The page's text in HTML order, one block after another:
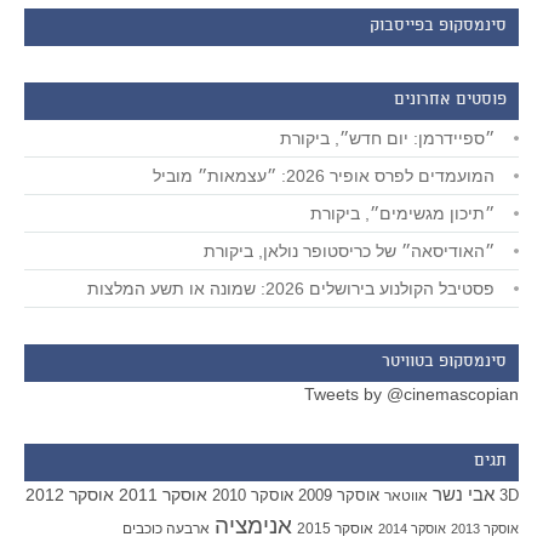
סינמסקופ בפייסבוק
פוסטים אחרונים
״ספיידרמן: יום חדש״, ביקורת
המועמדים לפרס אופיר 2026: ״עצמאות״ מוביל
״תיכון מגשימים״, ביקורת
״האודיסאה״ של כריסטופר נולאן, ביקורת
פסטיבל הקולנוע בירושלים 2026: שמונה או תשע המלצות
סינמסקופ בטוויטר
Tweets by @cinemascopian
תגים
3D אבי נשר אווטאר אוסקר 2009 אוסקר 2010 אוסקר 2011 אוסקר 2012
אוסקר 2013 אוסקר 2014 אוסקר 2015 אנימציה ארבעה כוכבים